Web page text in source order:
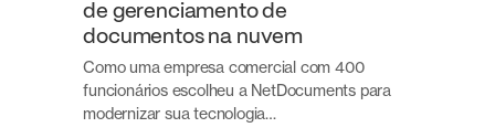
de gerenciamento de
documentos na nuvem
Como uma empresa comercial com 400
funcionários escolheu a NetDocuments para
modernizar sua tecnologia…